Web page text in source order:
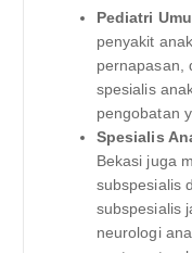
Pediatri
penyakit
pernapasan,
spesialis
pengobatan
Spesialis
Bekasi juga
subspesialis
subspesialis
neurologi